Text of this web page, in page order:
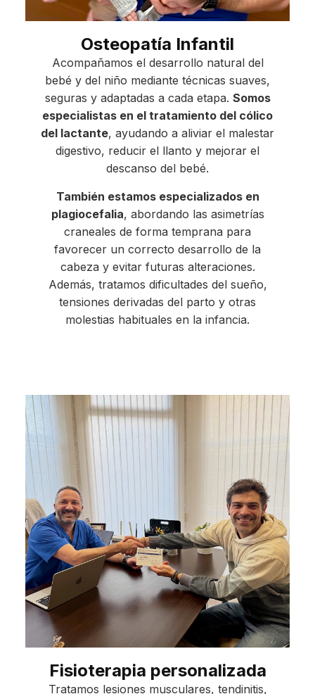
Osteopatía Infantil
Acompañamos el desarrollo natural del
bebé y del niño mediante técnicas suaves,
seguras y adaptadas a cada etapa. Somos
especialistas en el tratamiento del cólico
del lactante, ayudando a aliviar el malestar
digestivo, reducir el llanto y mejorar el
descanso del bebé.
También estamos especializados en
plagiocefalia, abordando las asimetrías
craneales de forma temprana para
favorecer un correcto desarrollo de la
cabeza y evitar futuras alteraciones.
Además, tratamos dificultades del sueño,
tensiones derivadas del parto y otras
molestias habituales en la infancia.
Fisioterapia personalizada
Tratamos lesiones musculares, tendinitis,